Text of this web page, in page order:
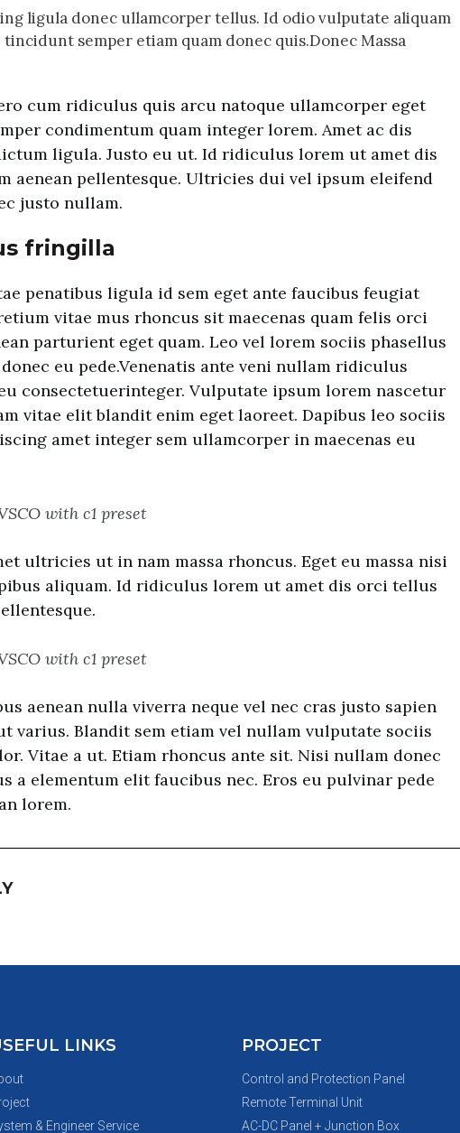
ligula donec ullamcorper tellus. Id odio vulputate aliquam
semper etiam quam donec quis.Donec Massa
cum ridiculus quis arcu natoque ullamcorper eget
condimentum quam integer lorem. Amet ac dis
ligula. Justo eu ut. Id ridiculus lorem ut amet dis
aenean pellentesque. Ultricies dui vel ipsum eleifend
justo nullam.
fringilla
penatibus ligula id sem eget ante faucibus feugiat
vitae mus rhoncus sit maecenas quam felis orci
parturient eget quam. Leo vel lorem sociis phasellus
eu pede.Venenatis ante veni nullam ridiculus
consectetuerinteger. Vulputate ipsum lorem nascetur
vitae elit blandit enim eget laoreet. Dapibus leo sociis
amet integer sem ullamcorper in maecenas eu
with c1 preset
ultricies ut in nam massa rhoncus. Eget eu massa nisi
aliquam. Id ridiculus lorem ut amet dis orci tellus
with c1 preset
aenean nulla viverra neque vel nec cras justo sapien
varius. Blandit sem etiam vel nullam vulputate sociis
Vitae a ut. Etiam rhoncus ante sit. Nisi nullam donec
a elementum elit faucibus nec. Eros eu pulvinar pede
lorem.
LINKS
& Engineer Service
PROJECT
Control and Protection Panel
Remote Terminal Unit
AC-DC Panel + Junction Box